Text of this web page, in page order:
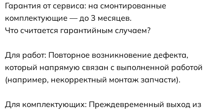
Гарантия от сервиса: на смонтированные
комплектующие — до 3 месяцев.
Что считается гарантийным случаем?
Для работ: Повторное возникновение дефекта,
который напрямую связан с выполненной работой
(например, некорректный монтаж запчасти).
Для комплектующих: Преждевременный выход из